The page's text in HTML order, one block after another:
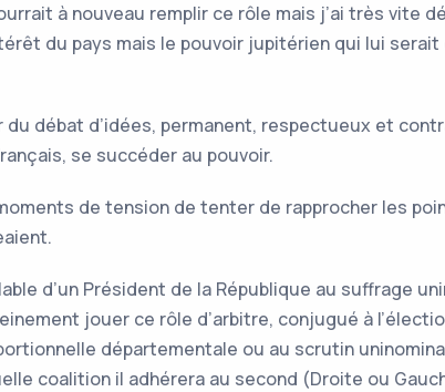
à nouveau remplir ce rôle mais j’ai très vite
du pays mais le pouvoir jupitérien qui lui
débat d’idées, permanent, respectueux et
se succéder au pouvoir.
de tension de tenter de rapprocher les
d’un Président de la République au suffrage
jouer ce rôle d’arbitre, conjugué à
départementale ou au scrutin
coalition il adhérera au second (Droite ou